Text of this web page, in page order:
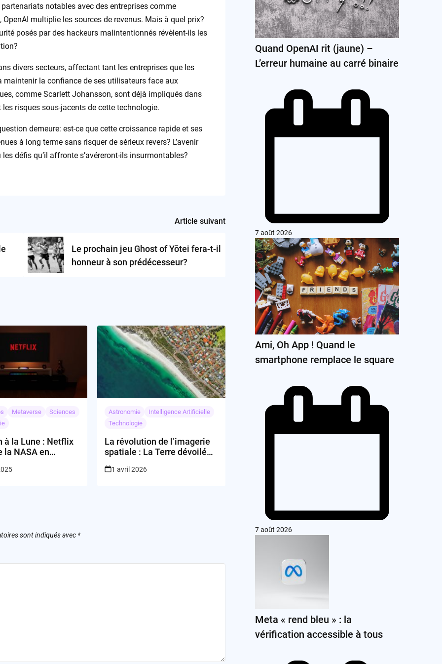
notables avec des entreprises comme
multiplie les sources de revenus. Mais à quel prix?
posés par des hackeurs malintentionnés révèlent-ils les
divers secteurs, affectant tant les entreprises que les
maintenir la confiance de ses utilisateurs face aux
comme Scarlett Johansson, sont déjà impliqués dans
risques sous-jacents de cette technologie.
demeure: est-ce que cette croissance rapide et ses
à long terme sans risquer de sérieux revers? L’avenir
défis qu’il affronte s’avéreront-ils insurmontables?
Article suivant
Le prochain jeu Ghost of Yōtei fera-t-il
honneur à son prédécesseur?
Metaverse
Sciences
à la Lune : Netflix
la NASA en
Astronomie
Intelligence Artificielle
Technologie
La révolution de l’imagerie
spatiale : La Terre dévoilée
et dans quel but ?
1 avril 2026
sont indiqués avec *
Quand OpenAI rit (jaune) –
L’erreur humaine au carré binaire
7 août 2026
Ami, Oh App ! Quand le
smartphone remplace le square
7 août 2026
Meta « rend bleu » : la
vérification accessible à tous